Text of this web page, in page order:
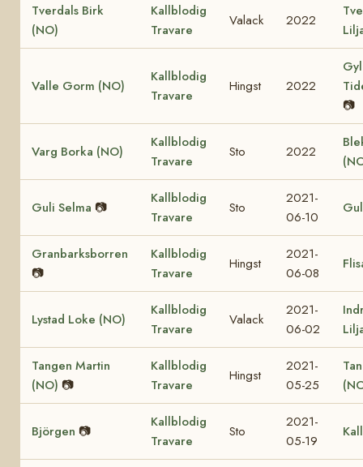
Tverdals Birk
(NO)
Kallblodig
Travare
Valack 2022
Valle Gorm (NO)
Kallblodig
Travare
Hingst 2022
📷
Varg Borka (NO)
Kallblodig
Travare
Sto 2022
Guli Selma 📷
Kallblodig
Travare
Sto
2021-
06-10
Granbarksborren
📷
Kallblodig
Travare
Hingst
2021-
06-08
Lystad Loke (NO)
Kallblodig
Travare
Valack
2021-
06-02
Tangen Martin
(NO) 📷
Kallblodig
Travare
Hingst
2021-
05-25
Björgen 📷
Kallblodig
Travare
Sto
2021-
05-19